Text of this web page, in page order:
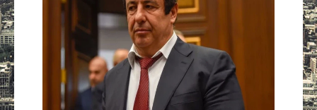
Müsahibə
İdman
Layihə